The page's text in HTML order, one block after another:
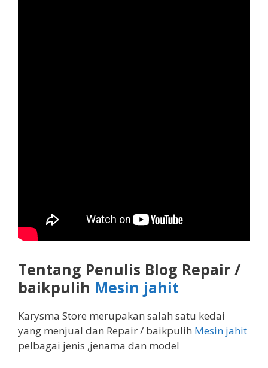
Tentang Penulis Blog Repair /
baikpulih Mesin jahit
Karysma Store merupakan salah satu kedai
yang menjual dan Repair / baikpulih Mesin jahit
pelbagai jenis ,jenama dan model